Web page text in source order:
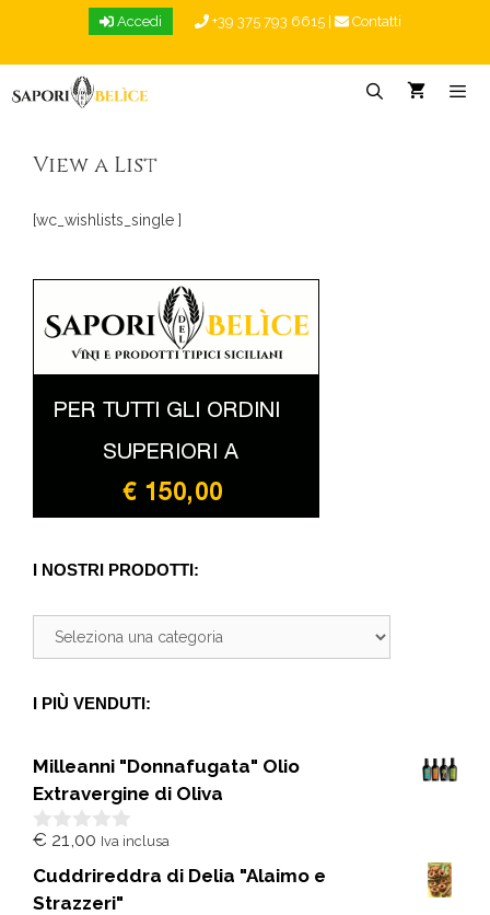
Accedi +39 375 793 6615 Contatti
View a List
[wc_wishlists_single ]
I NOSTRI PRODOTTI:
I PIÙ VENDUTI:
Milleanni "Donnafugata" Olio
Extravergine di Oliva
0
u
5
€ 21,00 Iva inclusa
Cuddrireddra di Delia "Alaimo e
Strazzeri"